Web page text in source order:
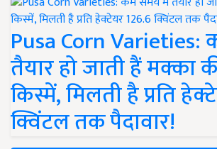
Pusa Corn
तैयार हो जाती हैं मक्का
किस्में, मिलती है प्रति
क्विंटल तक पैदावार!